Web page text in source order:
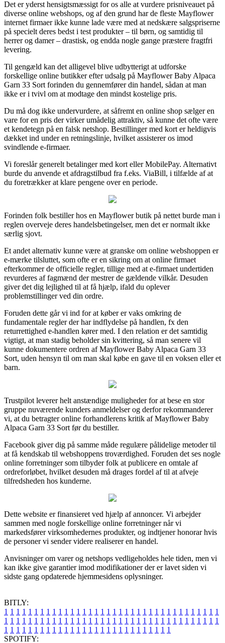
Det er yderst hensigtsmæssigt for os alle at vurdere prisniveauet på
diverse online webshops, og af den grund har de fleste Mayflower
internet firmaer ikke kunne lade være med at nedskære salgspriserne
på specielt deres bedst i test produkter – til børn, og samtidig til
herrer og damer – drastisk, og endda nogle gange præstere fragtfri
levering.
Til gengæld kan det alligevel blive udbytterigt at udforske
forskellige online butikker efter udsalg på Mayflower Baby Alpaca
Garn 33 Sort forinden du gennemfører din handel, sådan at man
ikke er i tvivl om at modtage den mindst kostelige pris.
Du må dog ikke undervurdere, at såfremt en online shop sælger en
vare for en pris der virker umådelig attraktiv, så kunne det ofte være
et kendetegn på en falsk netshop. Bestillinger med kort er heldigvis
dækket ind under en retningslinje, hvilket assisterer os imod
svindlende e-firmaer.
Vi foreslår generelt betalinger med kort eller MobilePay. Alternativt
burde du anvende et afdragstilbud fra f.eks. ViaBill, i tilfælde af at
du foretrækker at klare pengene over en periode.
Forinden folk bestiller hos en Mayflower butik på nettet burde man i
reglen overveje deres handelsbetingelser, men det er normalt ikke
særlig sjovt.
Et andet alternativ kunne være at granske om online webshoppen er
e-mærke tilsluttet, som ofte er en sikring om at online firmaet
efterkommer de officielle regler, tillige med at e-firmaet undertiden
revurderes af fagmænd der mestrer de gældende vilkår. Desuden
giver det dig lejlighed til at få hjælp, ifald du oplever
problemstillinger ved din ordre.
Foruden dette går vi ind for at køber er vaks omkring de
fundamentale regler der har indflydelse på handlen, fx den
returrettighed e-handlen kører med. I den relation er det samtidig
vigtigt, at man stadig beholder sin kvittering, så man senere vil
kunne dokumentere ordren af Mayflower Baby Alpaca Garn 33
Sort, uden hensyn til om man skal købe en gave til en voksen eller et
barn.
Trustpilot leverer helt anstændige muligheder for at bese en stor
gruppe nuværende kunders anmeldelser og derfor rekommanderer
vi, at du betragter online forhandlerens kritik af Mayflower Baby
Alpaca Garn 33 Sort før du bestiller.
Facebook giver dig på samme måde regulære pålidelige metoder til
at få kendskab til webshoppens troværdighed. Foruden det ses nogle
online forretninger som tilbyder folk at publicere en omtale af
ordreforløbet, hvilket desuden må drages fordel af til at afveje
tilfredsheden hos kunderne.
Dette website er finansieret ved hjælp af annoncer. Vi arbejder
sammen med nogle forskellige online forretninger når vi
markedsfører virksomhedernes produkter, og indtjener honorar hvis
de personer vi sender videre realiserer en handel.
Anvisninger om varer og netshops vedligeholdes hele tiden, men vi
kan ikke give garantier imod modifikationer der er lavet siden vi
sidste gang opdaterede hjemmesidens oplysninger.
BITLY:
1 1 1 1 1 1 1 1 1 1 1 1 1 1 1 1 1 1 1 1 1 1 1 1 1 1 1 1 1 1 1 1 1 1 1 1
1 1 1 1 1 1 1 1 1 1 1 1 1 1 1 1 1 1 1 1 1 1 1 1 1 1 1 1 1 1 1 1 1 1 1 1
1 1 1 1 1 1 1 1 1 1 1 1 1 1 1 1 1 1 1 1 1 1 1 1 1 1 1 1
SPOTIFY: